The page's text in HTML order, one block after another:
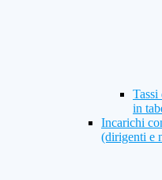
Tassi
in
Incarichi
(dirigenti e